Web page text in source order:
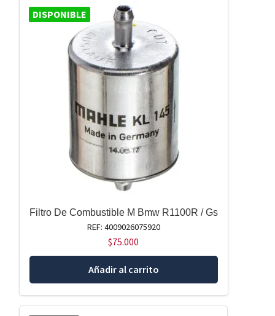
DISPONIBLE
Filtro De Combustible M Bmw R1100R / Gs
REF: 4009026075920
$75.000
Añadir al carrito